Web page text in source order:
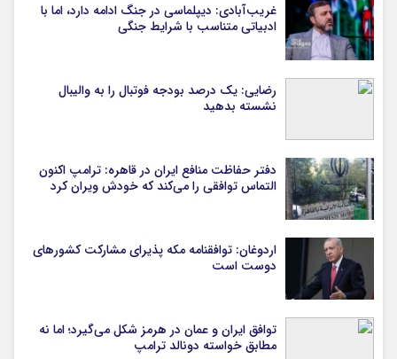
غریب‌آبادی: دیپلماسی در جنگ ادامه دارد، اما با
ادبیاتی متناسب با شرایط جنگی
رضایی: یک درصد بودجه فوتبال را به والیبال
نشسته بدهید
دفتر حفاظت منافع ایران در قاهره: ترامپ اکنون
التماس توافقی را می‌کند که خودش ویران کرد
اردوغان: توافقنامه مکه پذیرای مشارکت کشورهای
دوست است
توافق ایران و عمان در هرمز شکل می‌گیرد؛ اما نه
مطابق خواسته دونالد ترامپ